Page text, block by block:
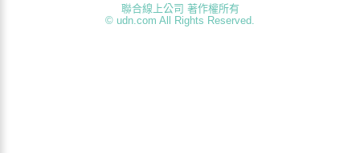
聯合線上公司 著作權所有
© udn.com All Rights Reserved.